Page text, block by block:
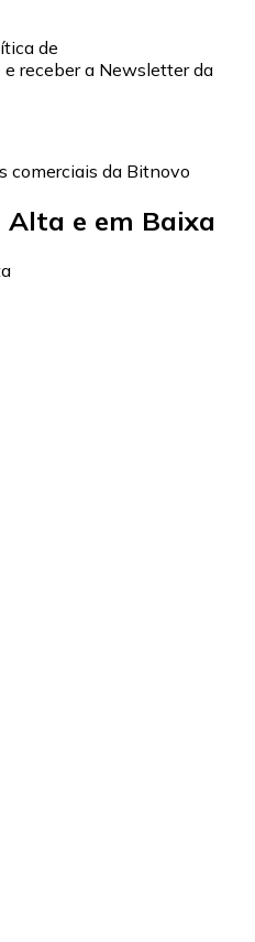
de
receber a Newsletter da
comerciais da Bitnovo
e em Baixa